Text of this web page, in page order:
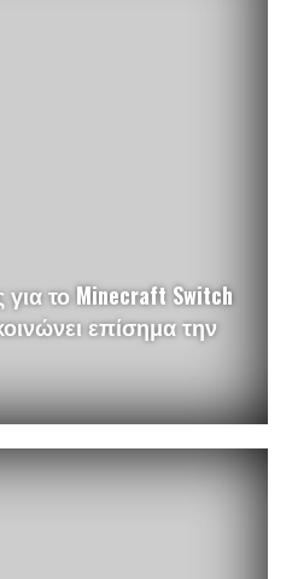
το Minecraft Switch
επίσημα την